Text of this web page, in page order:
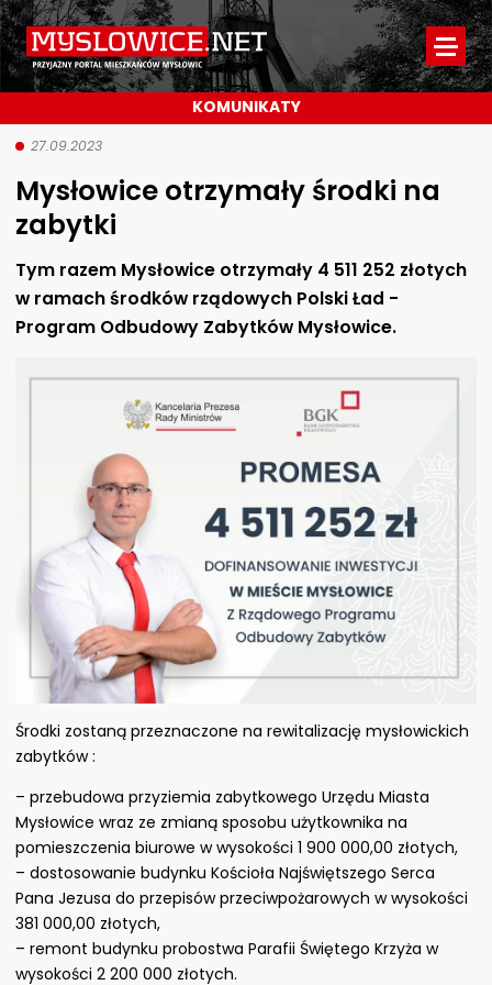
Myslowice.net
-
Przyjazny
portal
mieszkańców
Mysłowic
KOMUNIKATY
27.09.2023
Mysłowice otrzymały środki na
zabytki
Tym razem Mysłowice otrzymały 4 511 252 złotych
w ramach środków rządowych Polski Ład -
Program Odbudowy Zabytków Mysłowice.
Środki zostaną przeznaczone na rewitalizację mysłowickich
zabytków :
– przebudowa przyziemia zabytkowego Urzędu Miasta
Mysłowice wraz ze zmianą sposobu użytkownika na
pomieszczenia biurowe w wysokości 1 900 000,00 złotych,
– dostosowanie budynku Kościoła Najświętszego Serca
Pana Jezusa do przepisów przeciwpożarowych w wysokości
381 000,00 złotych,
– remont budynku probostwa Parafii Świętego Krzyża w
wysokości 2 200 000 złotych.